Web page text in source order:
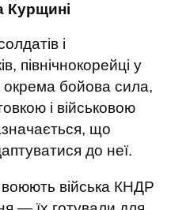
Курщині
і
північнокорейці у
окрема бойова сила,
і військовою
що
до неї.
воюють війська КНДР